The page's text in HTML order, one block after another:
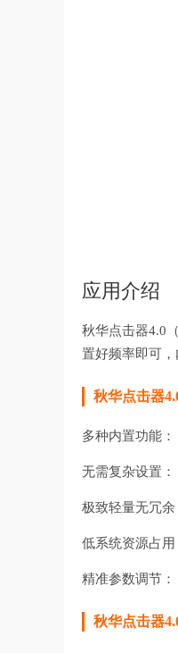
应用介绍
秋华点击器4.0
置好频率即可，
秋华点击器
多种内置功能
无需复杂设置：
极致轻量无冗余
低系统资源占用
精准参数调节
秋华点击器